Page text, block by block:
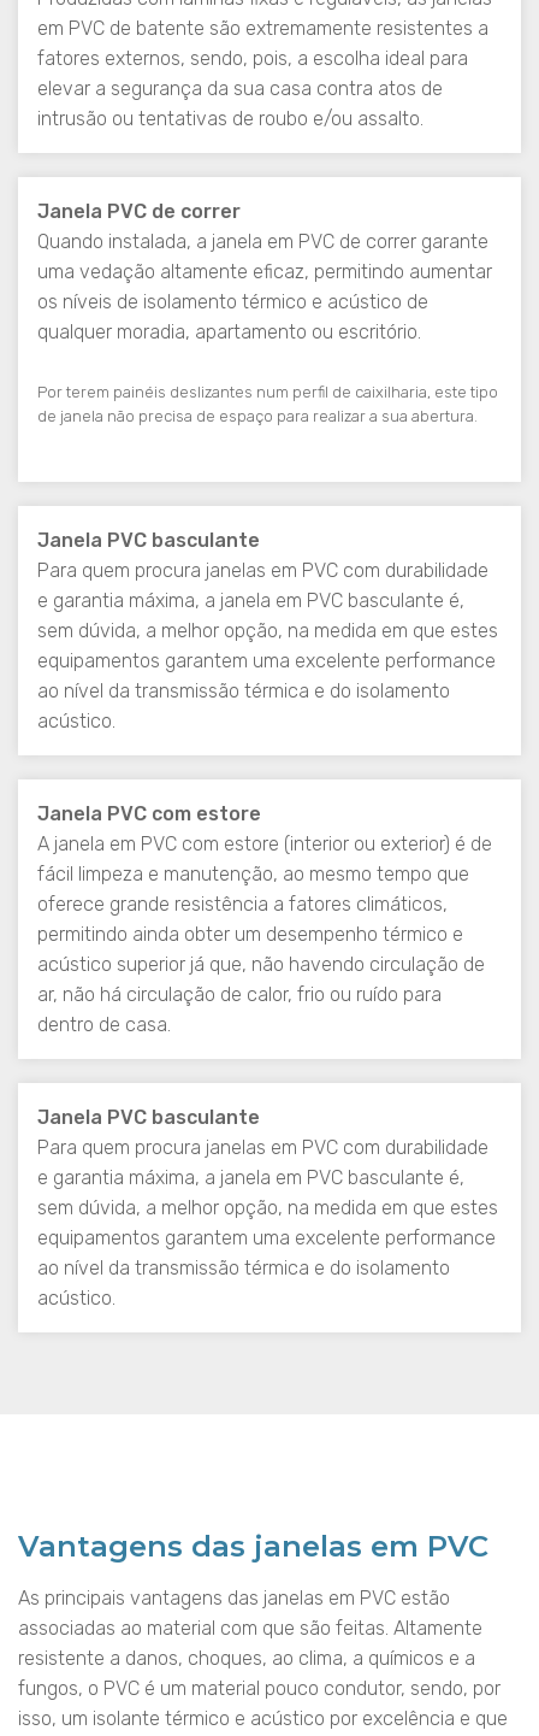
em PVC de batente são extremamente resistentes a
fatores externos, sendo, pois, a escolha ideal para
elevar a segurança da sua casa contra atos de
intrusão ou tentativas de roubo e/ou assalto.
Janela PVC de correr
Quando instalada, a janela em PVC de correr garante
uma vedação altamente eficaz, permitindo aumentar
os níveis de isolamento térmico e acústico de
qualquer moradia, apartamento ou escritório.
Por terem painéis deslizantes num perfil de caixilharia, este tipo
de janela não precisa de espaço para realizar a sua abertura.
Janela PVC basculante
Para quem procura janelas em PVC com durabilidade
e garantia máxima, a janela em PVC basculante é,
sem dúvida, a melhor opção, na medida em que estes
equipamentos garantem uma excelente performance
ao nível da transmissão térmica e do isolamento
acústico.
Janela PVC com estore
A janela em PVC com estore (interior ou exterior) é de
fácil limpeza e manutenção, ao mesmo tempo que
oferece grande resistência a fatores climáticos,
permitindo ainda obter um desempenho térmico e
acústico superior já que, não havendo circulação de
ar, não há circulação de calor, frio ou ruído para
dentro de casa.
Janela PVC basculante
Para quem procura janelas em PVC com durabilidade
e garantia máxima, a janela em PVC basculante é,
sem dúvida, a melhor opção, na medida em que estes
equipamentos garantem uma excelente performance
ao nível da transmissão térmica e do isolamento
acústico.
Vantagens das janelas em PVC
As principais vantagens das janelas em PVC estão
associadas ao material com que são feitas. Altamente
resistente a danos, choques, ao clima, a químicos e a
fungos, o PVC é um material pouco condutor, sendo, por
isso, um isolante térmico e acústico por excelência e que